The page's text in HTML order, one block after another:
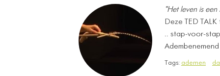
"Het leven is
Deze TED
.. stap-voor-
Tags: ademen